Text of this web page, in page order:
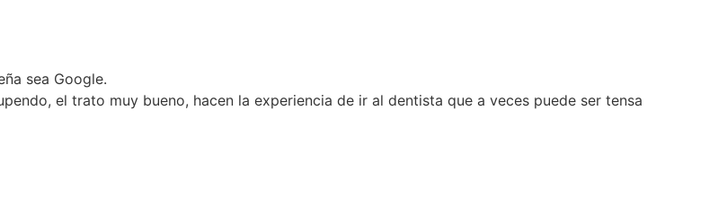
sea Google.
el trato muy bueno, hacen la experiencia de ir al dentista que a veces puede ser tensa